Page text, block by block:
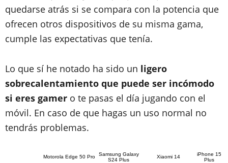
quedarse atrás si se compara con la potencia que
ofrecen otros dispositivos de su misma gama,
cumple las expectativas que tenía.
Lo que sí he notado ha sido un ligero
sobrecalentamiento que puede ser incómodo
si eres gamer o te pasas el día jugando con el
móvil. En caso de que hagas un uso normal no
tendrás problemas.
Motorola Edge 50 Pro
Samsung Galaxy
S24 Plus
Xiaomi 14
iPhone 15
Plus